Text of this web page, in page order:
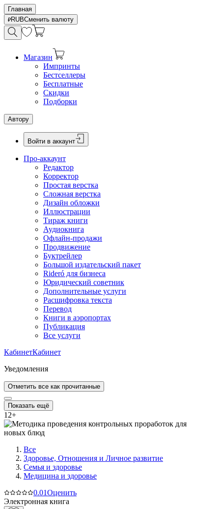
Главная
RUBСменить валюту
Магазин
Импринты
Бестселлеры
Бесплатные
Скидки
Подборки
Автору
Войти в аккаунт
Про-аккаунт
Редактор
Корректор
Простая верстка
Сложная верстка
Дизайн обложки
Иллюстрации
Тираж книги
Аудиокнига
Офлайн-продажи
Продвижение
Буктрейлер
Большой издательский пакет
Rideró для бизнеса
Юридический советник
Дополнительные услуги
Расшифровка текста
Перевод
Книги в аэропортах
Публикация
Все услуги
КабинетКабинет
Уведомления
Отметить все как прочитанные
Показать ещё
12+
Все
Здоровье, Отношения и Личное развитие
Семья и здоровье
Медицина и здоровье
0.01Оценить
Электронная книга